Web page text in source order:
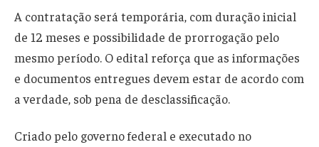
A contratação será temporária, com duração inicial
de 12 meses e possibilidade de prorrogação pelo
mesmo período. O edital reforça que as informações
e documentos entregues devem estar de acordo com
a verdade, sob pena de desclassificação.
Criado pelo governo federal e executado no